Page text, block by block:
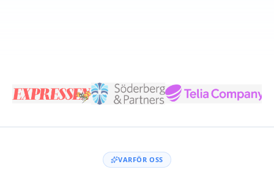
VARFÖR OSS